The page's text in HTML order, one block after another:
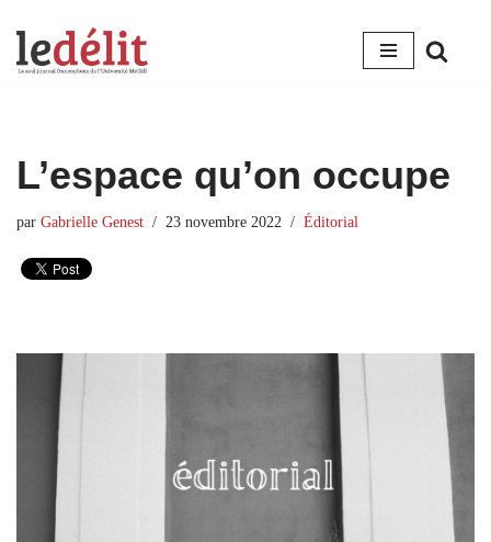
Aller
L’espace qu’on occupe
par Gabrielle Genest 23 novembre 2022 Éditorial